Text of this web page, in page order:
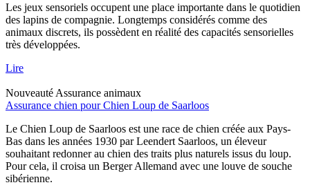
Les jeux sensoriels occupent une place importante dans le quotidien
des lapins de compagnie. Longtemps considérés comme des
animaux discrets, ils possèdent en réalité des capacités sensorielles
très développées.
Lire
Nouveauté Assurance animaux
Assurance chien pour Chien Loup de Saarloos
Le Chien Loup de Saarloos est une race de chien créée aux Pays-
Bas dans les années 1930 par Leendert Saarloos, un éleveur
souhaitant redonner au chien des traits plus naturels issus du loup.
Pour cela, il croisa un Berger Allemand avec une louve de souche
sibérienne.